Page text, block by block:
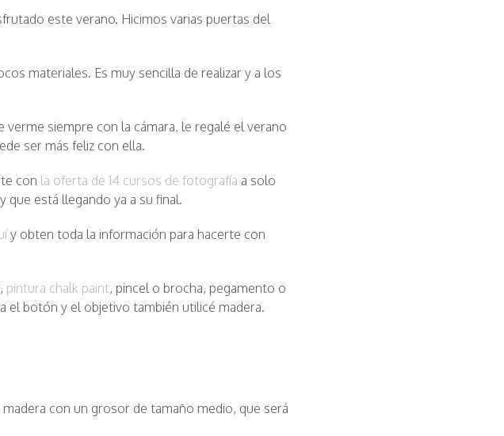
este verano. Hicimos varias puertas del
materiales. Es muy sencilla de realizar y a los
siempre con la cámara, le regalé el verano
ser más feliz con ella.
con la oferta de 14 cursos de fotografía a solo
que está llegando ya a su final.
y obten toda la información para hacerte con
pintura chalk paint, pincel o brocha, pegamento o
el botón y el objetivo también utilicé madera.
con un grosor de tamaño medio, que será